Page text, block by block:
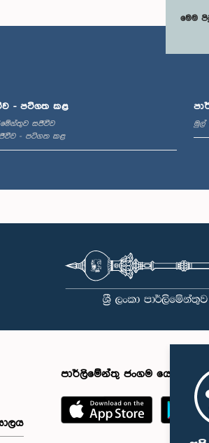
මෙම
- පටිගත කළ
සජීවීව
- පටිගත කළ
මුල්
පාර්ලිමේන්තු ජංගම යෙදුම